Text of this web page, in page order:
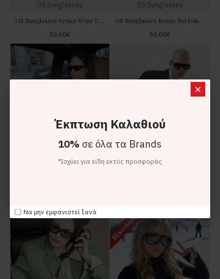
Έκπτωση Καλαθιού
10% σε όλα τα Brands
*Ισχύει για είδη εκτός προσφοράς
Να μην εμφανιστεί ξανά
OS Sunglasses
OS Sunglasses Venice Wine Γυαλιά Ηλίου
50,00€
OS Sunglasses
OS Sunglasses Roma Tortoise Green Γυαλιά Ηλίου
50,00€
Εξαντλήθηκε